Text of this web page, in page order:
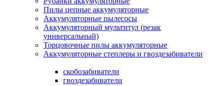
Пилы цепные аккумуляторные
Аккумуляторные пылесосы
Аккумуляторный мультитул (резак
универсальный)
Торцовочные пилы аккумуляторные
Аккумуляторные степлеры и гвоздезабиватели
скобозабиватели
гвоздезабиватели